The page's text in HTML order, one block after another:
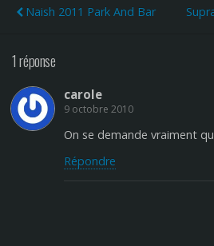
Naish 2011 Park And Bar
1 réponse
carole
9 octobre 2010
On se demande vraiment
Répondre